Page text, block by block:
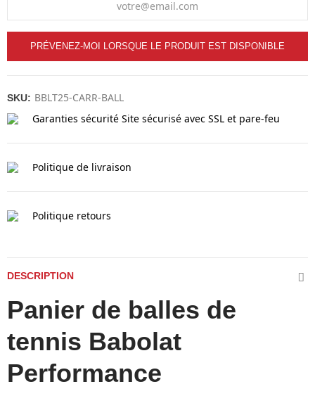
PRÉVENEZ-MOI LORSQUE LE PRODUIT EST DISPONIBLE
SKU: BBLT25-CARR-BALL
Garanties sécurité Site sécurisé avec SSL et pare-feu
Politique de livraison
Politique retours
DESCRIPTION
Panier de balles de
tennis Babolat
Performance